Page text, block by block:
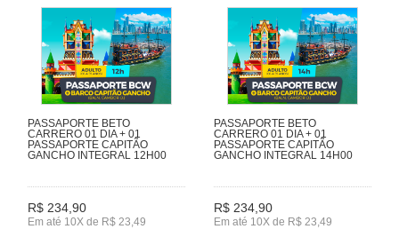
PASSAPORTE BETO
CARRERO 01 DIA + 01
PASSAPORTE CAPITÃO
GANCHO INTEGRAL 12H00
R$ 234,90
Em até 10X de R$ 23,49
PASSAPORTE BETO
CARRERO 01 DIA + 01
PASSAPORTE CAPITÃO
GANCHO INTEGRAL 14H00
R$ 234,90
Em até 10X de R$ 23,49